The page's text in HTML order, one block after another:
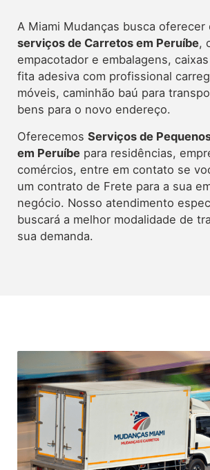
A Miami Mudanças busca oferecer
serviços de Carretos em Peruíbe,
empacotador e embalagens,
fita adesiva com profissional
móveis, caminhão baú para
bens para o novo endereço.
Oferecemos Serviços de
em Peruíbe para residências,
comércios, entre em contato se
um contrato de Frete para a sua
negócio. Nosso atendimento
buscará a melhor modalidade de
sua demanda.